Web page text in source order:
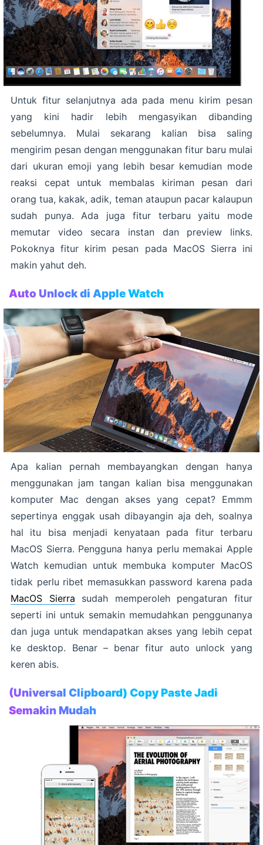
Untuk fitur selanjutnya ada pada menu kirim pesan
yang kini hadir lebih mengasyikan dibanding
sebelumnya. Mulai sekarang kalian bisa saling
mengirim pesan dengan menggunakan fitur baru mulai
dari ukuran emoji yang lebih besar kemudian mode
reaksi cepat untuk membalas kiriman pesan dari
orang tua, kakak, adik, teman ataupun pacar kalaupun
sudah punya. Ada juga fitur terbaru yaitu mode
memutar video secara instan dan preview links.
Pokoknya fitur kirim pesan pada MacOS Sierra ini
makin yahut deh.
Auto Unlock di Apple Watch
Apa kalian pernah membayangkan dengan hanya
menggunakan jam tangan kalian bisa menggunakan
komputer Mac dengan akses yang cepat? Emmm
sepertinya enggak usah dibayangin aja deh, soalnya
hal itu bisa menjadi kenyataan pada fitur terbaru
MacOS Sierra. Pengguna hanya perlu memakai Apple
Watch kemudian untuk membuka komputer MacOS
tidak perlu ribet memasukkan password karena pada
MacOS Sierra sudah memperoleh pengaturan fitur
seperti ini untuk semakin memudahkan penggunanya
dan juga untuk mendapatkan akses yang lebih cepat
ke desktop. Benar – benar fitur auto unlock yang
keren abis.
(Universal Clipboard) Copy Paste Jadi
Semakin Mudah